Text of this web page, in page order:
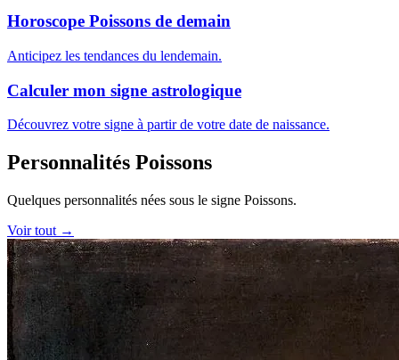
Horoscope Poissons de demain
Anticipez les tendances du lendemain.
Calculer mon signe astrologique
Découvrez votre signe à partir de votre date de naissance.
Personnalités Poissons
Quelques personnalités nées sous le signe Poissons.
Voir tout →